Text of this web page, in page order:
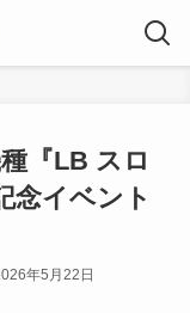
『LB スロ
念イベント
年5月22日